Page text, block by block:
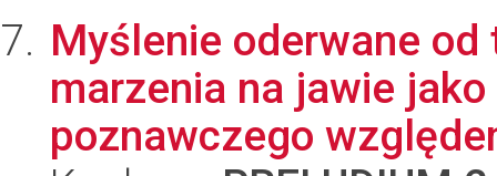
Myślenie oderwane
marzenia na jawie
poznawczego